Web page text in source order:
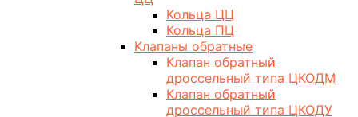
Кольца ЦЦ
Кольца ПЦ
Клапаны обратные
Клапан обратный
дроссельный типа ЦКОДМ
Клапан обратный
дроссельный типа ЦКОДУ